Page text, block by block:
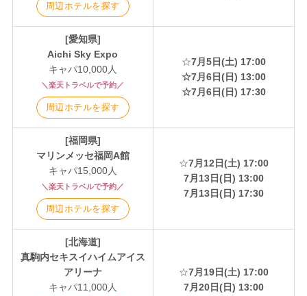
周辺ホテルを探す
[愛知県]
Aichi Sky Expo
キャパ10,000人
＼楽天トラベルで予約／
周辺ホテルを探す
☆7月5日(土) 17:00
☆7月6日(日) 13:00
☆7月6日(日) 17:30
[福岡県]
マリンメッセ福岡A館
キャパ15,000人
＼楽天トラベルで予約／
周辺ホテルを探す
☆7月12日(土) 17:00
7月13日(日) 13:00
7月13日(日) 17:30
[北海道]
真駒内セキスイハイムアイス
アリーナ
キャパ11,000人
☆7月19日(土) 17:00
7月20日(日) 13:00